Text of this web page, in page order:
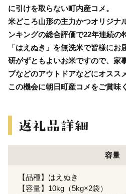
に引けを取らない町内産コメ。
米どころ山形の主力かつオリジナ
ンキングの総合評価で22年連続の
「はえぬき」を無洗米で皆様にお
研がずともよいお米ですので、家
プなどのアウトドアなどにオススメ
この機会に朝日町産コメをご賞味
容量
【品種】はえぬき
【容量】10kg（5kg×2袋）